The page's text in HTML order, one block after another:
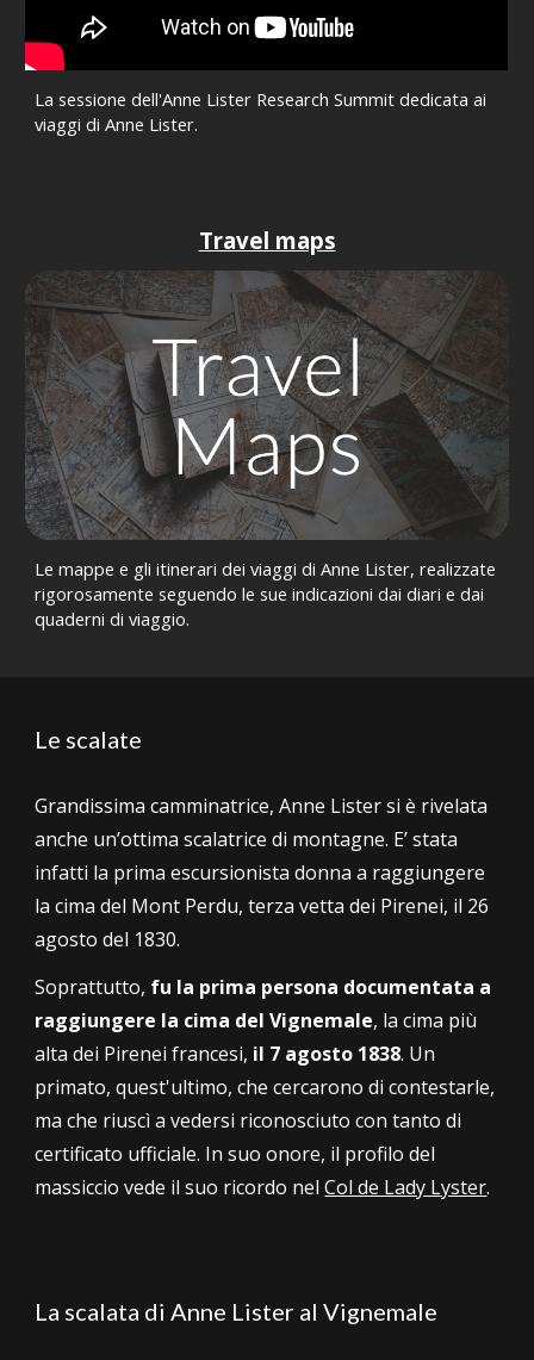
La sessione dell'Anne Lister Research Summit dedicata ai
viaggi di Anne Lister.
Travel maps
Le mappe e gli itinerari dei viaggi di Anne Lister, realizzate
rigorosamente seguendo le sue indicazioni dai diari e dai
quaderni di viaggio.
Le scalate
Grandissima camminatrice, Anne Lister si è rivelata
anche un’ottima scalatrice di montagne. E’ stata
infatti la prima escursionista donna a raggiungere
la cima del Mont Perdu, terza vetta dei Pirenei, il 26
agosto del 1830.
Soprattutto, fu la prima persona documentata a
raggiungere la cima del Vignemale, la cima più
alta dei Pirenei francesi, il 7 agosto 1838. Un
primato, quest'ultimo, che cercarono di contestarle,
ma che riuscì a vedersi riconosciuto con tanto di
certificato ufficiale. In suo onore, il profilo del
massiccio vede il suo ricordo nelCol de Lady Lyster.
La scalata di Anne Lister al Vignemale